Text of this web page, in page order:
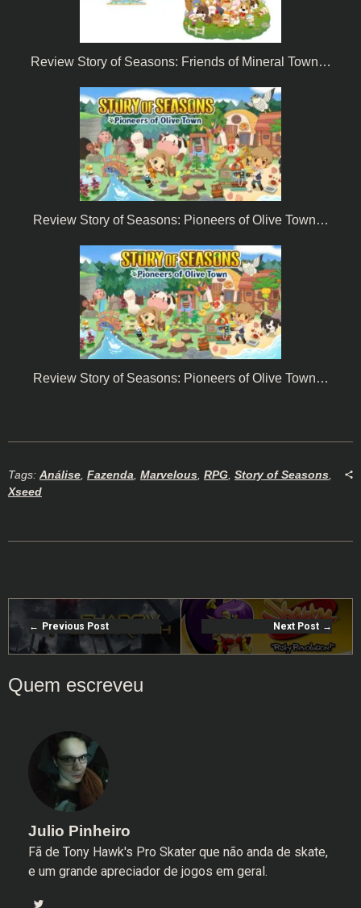
Review Story of Seasons: Friends of Mineral Town…
Review Story of Seasons: Pioneers of Olive Town…
Review Story of Seasons: Pioneers of Olive Town…
Tags: Análise Fazenda Marvelous RPG Story of Seasons
Xseed
Previous Post Next Post
Julio Pinheiro
Fã de Tony Hawk's Pro Skater que não anda de skate,
e um grande apreciador de jogos em geral.